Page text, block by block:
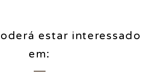
estar interessado
em: